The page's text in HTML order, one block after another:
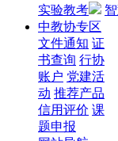
实验教考
中教协专区
文件通知 证
书查询 行协
账户 党建活
动 推荐产品
信用评价 课
题申报